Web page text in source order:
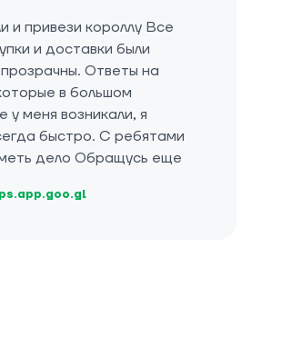
и привези короллу Все
и доставки были
Ответы на
в большом
у меня возникали, я
быстро. С ребятами
дело Обращусь еще